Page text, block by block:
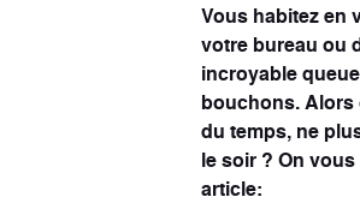
Vous habitez en
votre bureau ou
incroyable
bouchons. Alors
du temps, ne
le soir ? On
article: